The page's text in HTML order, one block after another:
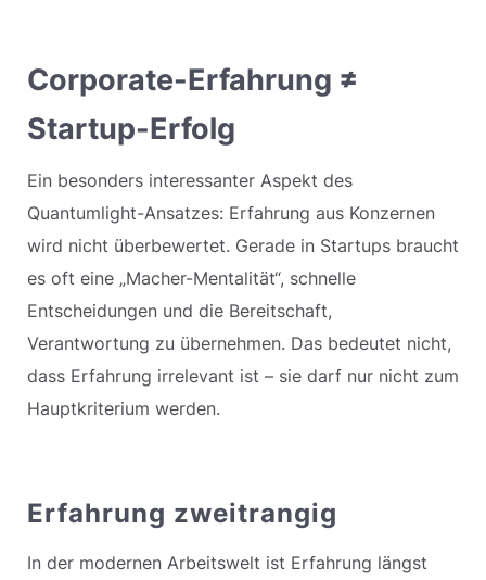
Corporate-Erfahrung ≠
Startup-Erfolg
Ein besonders interessanter Aspekt des
Quantumlight-Ansatzes: Erfahrung aus Konzernen
wird nicht überbewertet. Gerade in Startups braucht
es oft eine „Macher-Mentalität“, schnelle
Entscheidungen und die Bereitschaft,
Verantwortung zu übernehmen. Das bedeutet nicht,
dass Erfahrung irrelevant ist – sie darf nur nicht zum
Hauptkriterium werden.
Erfahrung zweitrangig
In der modernen Arbeitswelt ist Erfahrung längst